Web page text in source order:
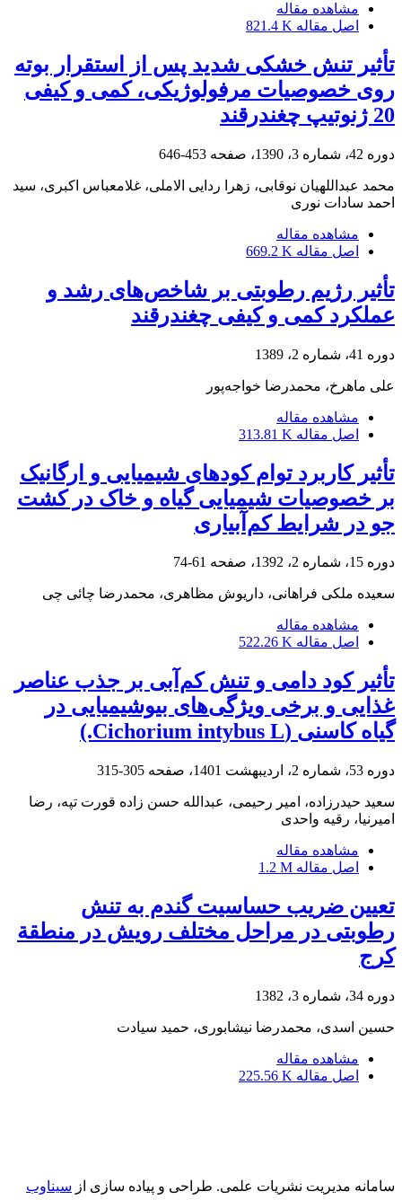
مشاهده مقاله
اصل مقاله 821.4 K
تأثیر تنش خشکی شدید پس از استقرار بوته
روی خصوصیات مرفولوژیکی، کمی و کیفی
20 ژنوتیپ چغندرقند
دوره 42، شماره 3، 1390، صفحه 453-646
محمد عبداللهیان نوقابی، زهرا ردایی الاملی، غلامعباس اکبری، سید
احمد سادات نوری
مشاهده مقاله
اصل مقاله 669.2 K
تأثیر رژیم رطوبتی بر شاخص‌های رشد و
عملکرد‌ کمی و کیفی چغندرقند
دوره 41، شماره 2، 1389
علی ماهرخ، محمدرضا خواجه‌پور
مشاهده مقاله
اصل مقاله 313.81 K
تأثیر کاربرد توام کودهای شیمیایی و ارگانیک
بر خصوصیات شیمیایی گیاه و خاک در کشت
جو در شرایط کم‌آبیاری
دوره 15، شماره 2، 1392، صفحه 61-74
سعیده ملکی فراهانی، داریوش مظاهری، محمدرضا چائی چی
مشاهده مقاله
اصل مقاله 522.26 K
تأثیر کود دامی و تنش کم‌آبی بر جذب عناصر
غذایی و برخی ویژگی‌های بیوشیمیایی در
گیاه کاسنی (Cichorium intybus L.)
دوره 53، شماره 2، اردیبهشت 1401، صفحه 305-315
سعید حیدرزاده، امیر رحیمی، عبدالله حسن زاده قورت تپه، رضا
امیرنیا، رقیه واحدی
مشاهده مقاله
اصل مقاله 1.2 M
تعیین ضریب حساسیت گندم به تنش
رطوبتی در مراحل مختلف رویش در منطقة
کرج
دوره 34، شماره 3، 1382
حسین اسدی، محمدرضا نیشابوری، حمید سیادت
مشاهده مقاله
اصل مقاله 225.56 K
سامانه مدیریت نشریات علمی. طراحی و پیاده سازی از سیناوب